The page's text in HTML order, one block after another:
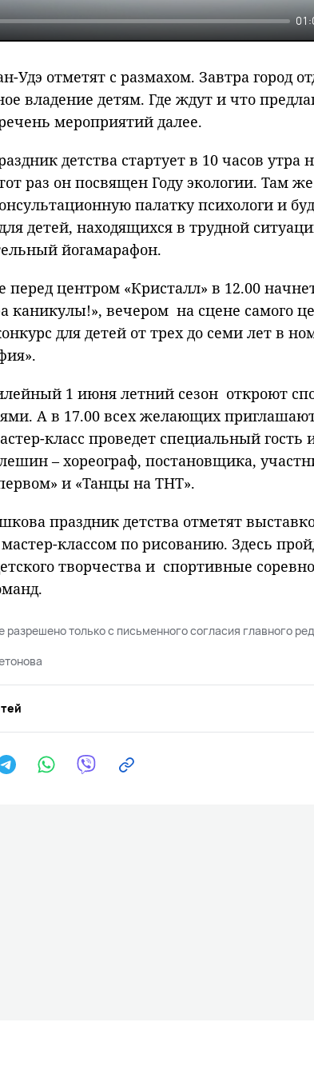
Удэ отметят с размахом. Завтра город
владение детям. Где ждут и что
мероприятий далее.
детства стартует в 10 часов утра
раз он посвящен Году экологии. Там
палатку психологи и
детей, находящихся в трудной
йогамарафон.
перед центром «Кристалл» в 12.00
каникулы!», вечером на сцене самого
для детей от трех до семи лет в
1 июня летний сезон откроют
А в 17.00 всех желающих
класс проведет специальный гость
– хореограф, постановщика,
и «Танцы на ТНТ».
праздник детства отметят
мастер-классом по рисованию. Здесь
творчества и спортивные
разрешено только с письменного согласия главного